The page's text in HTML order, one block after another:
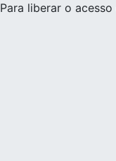
Para liberar o acesso